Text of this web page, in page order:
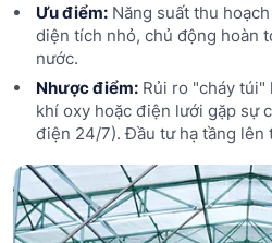
Ưu điểm:Năng suất thu
diện tích nhỏ, chủ động hoàn
nước.
Nhược điểm:Rủi ro "cháy túi"
khí oxy hoặc điện lưới gặp sự
điện 24/7). Đầu tư hạ tầng lên